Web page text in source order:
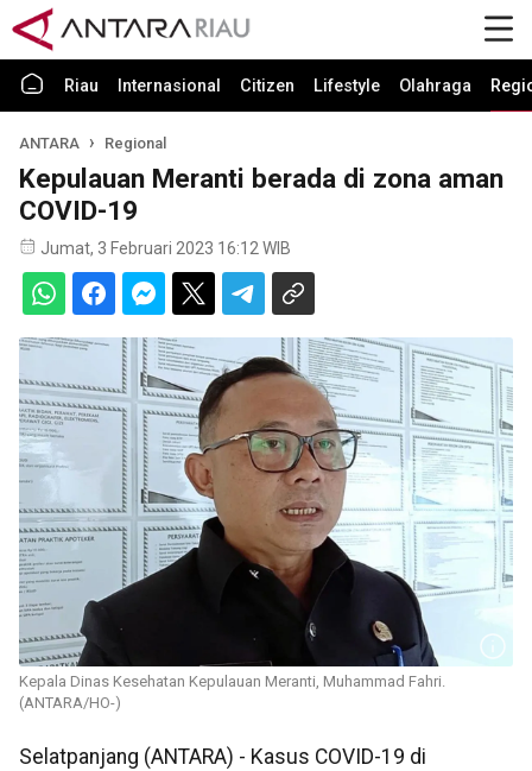
Riau Internasional Citizen Lifestyle Olahraga
ANTARA Regional
Kepulauan Meranti berada di zona aman
COVID-19
Jumat, 3 Februari 2023 16:12 WIB
Kepala Dinas Kesehatan Kepulauan Meranti, Muhammad Fahri.
(ANTARA/HO-)
Selatpanjang (ANTARA) - Kasus COVID-19 di